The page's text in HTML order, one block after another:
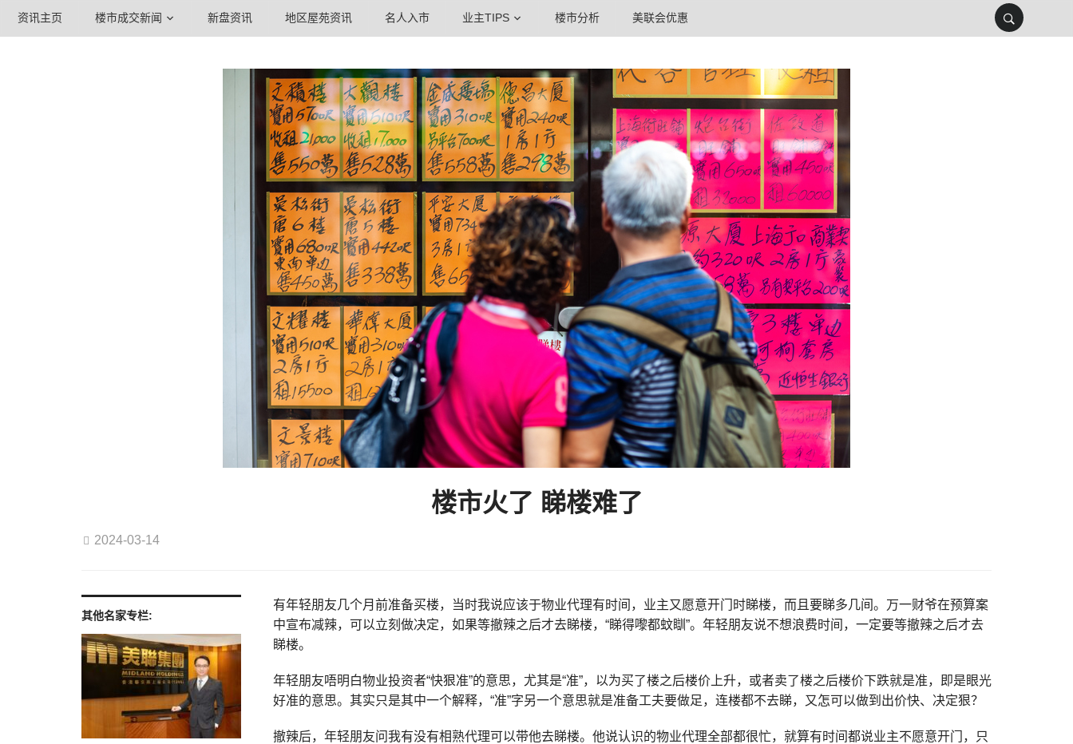
资讯主页 楼市成交新闻 新盘资讯 地区屋苑资讯 名人入市 业主TIPS 楼市分析 美联会优惠
楼市火了 睇楼难了
2024-03-14
其他名家专栏:
有年轻朋友几个月前准备买楼，当时我说应该于物业代理有时间，业主又愿意开门时睇楼，而且要睇多几间。万一财爷在预算案
中宣布减辣，可以立刻做决定，如果等撤辣之后才去睇楼，“睇得嚟都蚊瞓”。年轻朋友说不想浪费时间，一定要等撤辣之后才去
睇楼。
年轻朋友唔明白物业投资者“快狠准”的意思，尤其是“准”，以为买了楼之后楼价上升，或者卖了楼之后楼价下跌就是准，即是眼光
好准的意思。其实只是其中一个解释，“准”字另一个意思就是准备工夫要做足，连楼都不去睇，又怎可以做到出价快、决定狠？
撤辣后，年轻朋友问我有没有相熟代理可以带他去睇楼。他说认识的物业代理全部都很忙，就算有时间都说业主不愿意开门，只